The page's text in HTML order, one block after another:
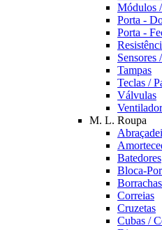
Módulos
Porta -
Porta -
Sensores
Tampas
Teclas /
Válvulas
Ventilador
M. L. Roupa
Batedores
Bloca-
Correias
Cruzetas
Cubas /